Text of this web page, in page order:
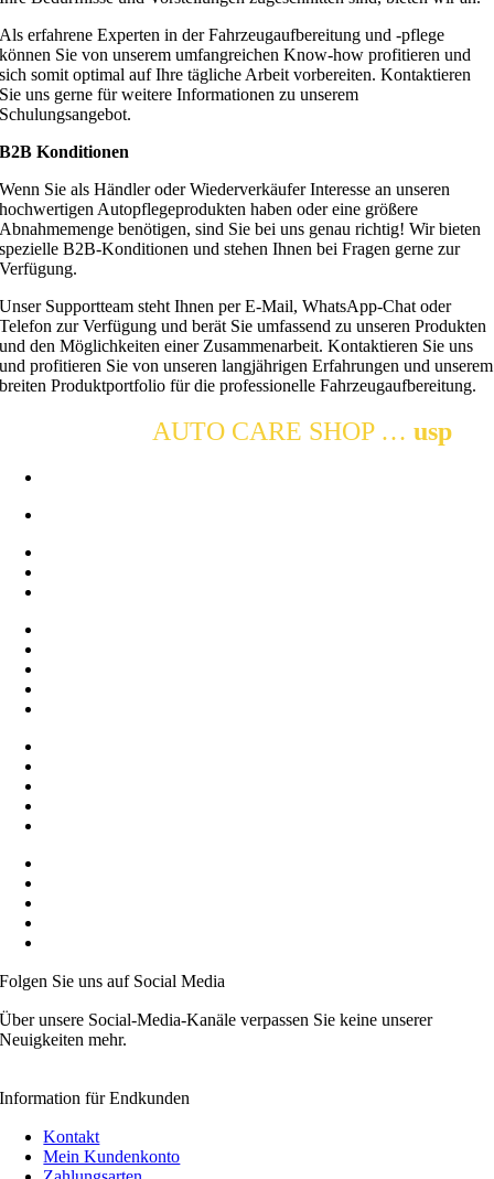
Als erfahrene Experten in der Fahrzeugaufbereitung und -pflege
können Sie von unserem umfangreichen Know-how profitieren und
sich somit optimal auf Ihre tägliche Arbeit vorbereiten. Kontaktieren
Sie uns gerne für weitere Informationen zu unserem
Schulungsangebot.
B2B Konditionen
Wenn Sie als Händler oder Wiederverkäufer Interesse an unseren
hochwertigen Autopflegeprodukten haben oder eine größere
Abnahmemenge benötigen, sind Sie bei uns genau richtig! Wir bieten
spezielle B2B-Konditionen und stehen Ihnen bei Fragen gerne zur
Verfügung.
Unser Supportteam steht Ihnen per E-Mail, WhatsApp-Chat oder
Telefon zur Verfügung und berät Sie umfassend zu unseren Produkten
und den Möglichkeiten einer Zusammenarbeit. Kontaktieren Sie uns
und profitieren Sie von unseren langjährigen Erfahrungen und unserem
breiten Produktportfolio für die professionelle Fahrzeugaufbereitung.
AUTO CARE SHOP … usp
Folgen Sie uns auf Social Media
Über unsere Social-Media-Kanäle verpassen Sie keine unserer
Neuigkeiten mehr.
Information für Endkunden
Kontakt
Mein Kundenkonto